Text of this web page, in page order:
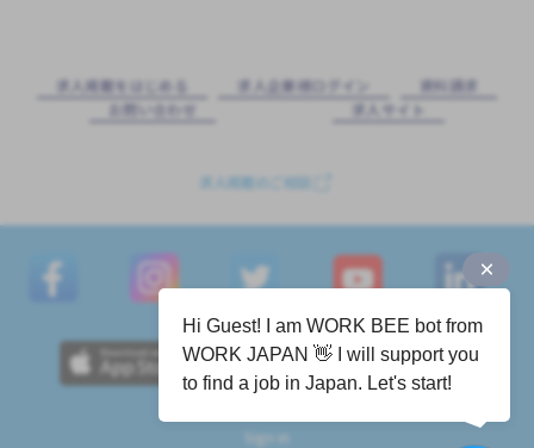
求⼈掲載をはじめる 求⼈企業様ログイン
資料請求
お問い合わせ
求⼈サイト
求人掲載のご相談
Sign in
Hi Guest! I am WORK BEE bot from
WORK JAPAN 👋 I will support you
to find a job in Japan. Let's start!